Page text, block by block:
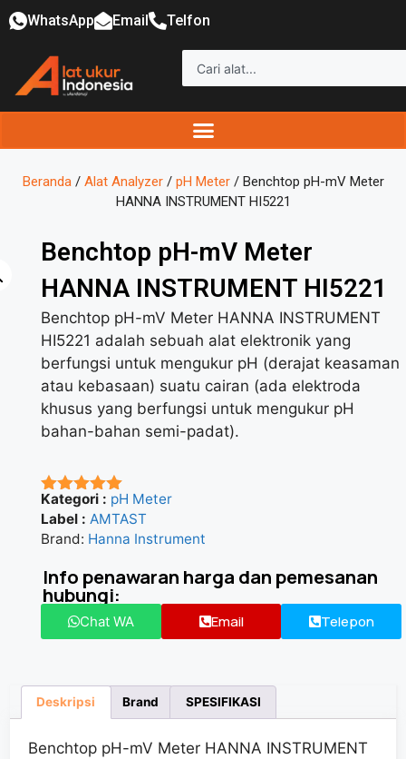
WhatsApp Email Telfon
Beranda/ Alat Analyzer/ pH Meter/ Benchtop pH-mV Meter
HANNA INSTRUMENT HI5221
Benchtop pH-mV Meter
HANNA INSTRUMENT HI5221
Benchtop pH-mV Meter HANNA INSTRUMENT
HI5221 adalah sebuah alat elektronik yang
berfungsi untuk mengukur pH (derajat keasaman
atau kebasaan) suatu cairan (ada elektroda
khusus yang berfungsi untuk mengukur pH
bahan-bahan semi-padat).
★★★★★
Kategori : pH Meter
Label : AMTAST
Brand: Hanna Instrument
Info penawaran harga dan pemesanan
hubungi:
Chat WA Email Telepon
Deskripsi Brand SPESIFIKASI
Benchtop pH-mV Meter HANNA INSTRUMENT